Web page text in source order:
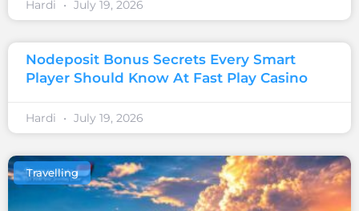
Hardi July 19, 2026
Nodeposit Bonus Secrets Every Smart
Player Should Know At Fast Play Casino
Hardi July 19, 2026
Travelling